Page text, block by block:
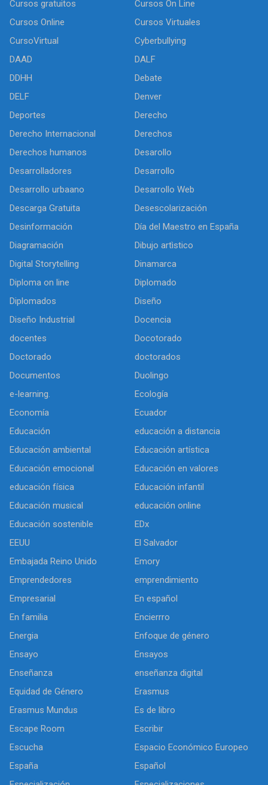
Cursos gratuitos
Cursos On Line
Cursos Online
Cursos Virtuales
CursoVirtual
Cyberbullying
DAAD
DALF
DDHH
Debate
DELF
Denver
Deportes
Derecho
Derecho Internacional
Derechos
Derechos humanos
Desarollo
Desarrolladores
Desarrollo
Desarrollo urbaano
Desarrollo Web
Descarga Gratuita
Desescolarización
Desinformación
Día del Maestro en España
Diagramación
Dibujo artìstico
Digital Storytelling
Dinamarca
Diploma on line
Diplomado
Diplomados
Diseño
Diseño Industrial
Docencia
docentes
Docotorado
Doctorado
doctorados
Documentos
Duolingo
e-learning.
Ecología
Economía
Ecuador
Educación
educación a distancia
Educación ambiental
Educación artística
Educación emocional
Educación en valores
educación física
Educación infantil
Educación musical
educación online
Educación sostenible
EDx
EEUU
El Salvador
Embajada Reino Unido
Emory
Emprendedores
emprendimiento
Empresarial
En español
En familia
Encierrro
Energia
Enfoque de género
Ensayo
Ensayos
Enseñanza
enseñanza digital
Equidad de Género
Erasmus
Erasmus Mundus
Es de libro
Escape Room
Escribir
Escucha
Espacio Económico Europeo
España
Español